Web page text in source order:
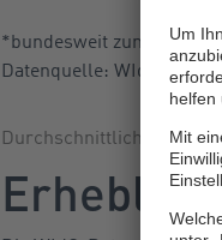
Durchschnittlicher
*bundesweit zum
Datenquelle: WIdO/AOK